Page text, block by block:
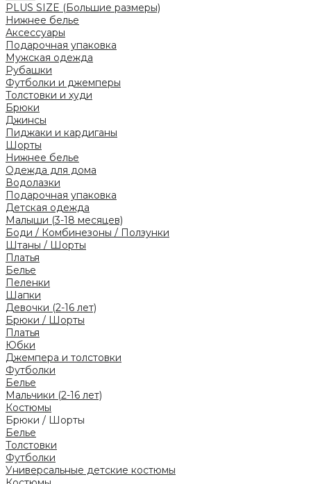
PLUS SIZE (Большие размеры)
Нижнее белье
Аксессуары
Подарочная упаковка
Мужская одежда
Рубашки
Футболки и джемперы
Толстовки и худи
Брюки
Джинсы
Пиджаки и кардиганы
Шорты
Нижнее белье
Одежда для дома
Водолазки
Подарочная упаковка
Детская одежда
Малыши (3-18 месяцев)
Боди / Комбинезоны / Ползунки
Штаны / Шорты
Платья
Белье
Пеленки
Шапки
Девочки (2-16 лет)
Брюки / Шорты
Платья
Юбки
Джемпера и толстовки
Футболки
Белье
Мальчики (2-16 лет)
Костюмы
Брюки / Шорты
Белье
Толстовки
Футболки
Универсальные детские костюмы